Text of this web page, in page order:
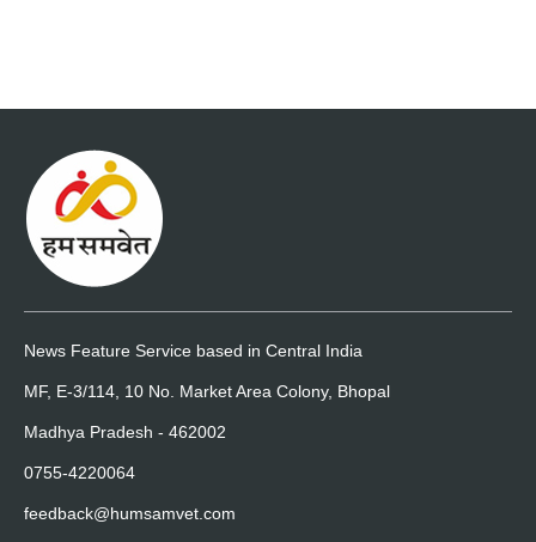
News Feature Service based in Central India
MF, E-3/114, 10 No. Market Area Colony, Bhopal
Madhya Pradesh - 462002
0755-4220064
feedback@humsamvet.com